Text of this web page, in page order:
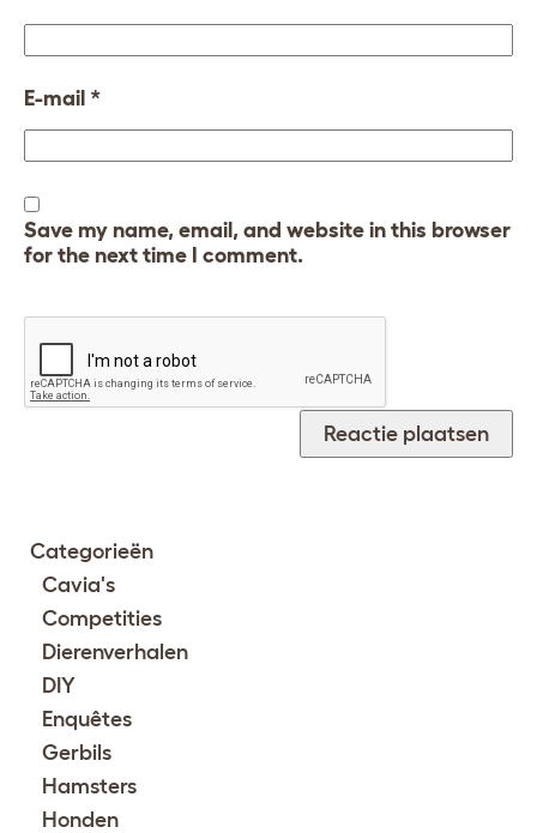
E-mail *
Save my name, email, and website in this browser
for the next time I comment.
Categorieën
Cavia's
Competities
Dierenverhalen
DIY
Enquêtes
Gerbils
Hamsters
Honden